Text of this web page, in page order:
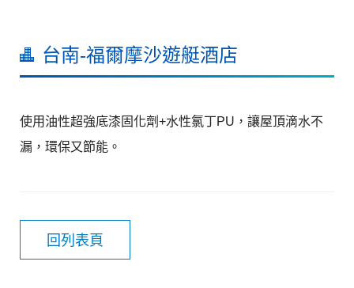
台南-福爾摩沙遊艇酒店
使用油性超強底漆固化劑+水性氯丁PU，讓屋頂滴水不
漏，環保又節能。
回列表頁